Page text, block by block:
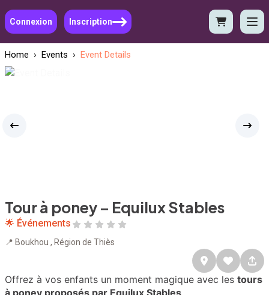
Connexion Inscription
Home › Events › Event Details
Tour à poney – Equilux Stables
🌟 Événements
📍 Boukhou , Région de Thiès
Offrez à vos enfants un moment magique avec les tours
à poney proposés par Equilux Stables.